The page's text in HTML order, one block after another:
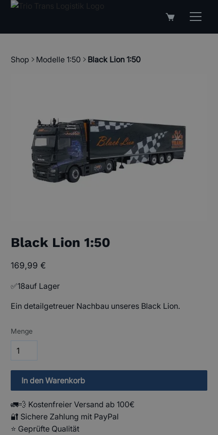
Shop Modelle 1:50 Black Lion 1:50
Black Lion 1:50
169,99 €
✅18auf Lager
Ein detailgetreuer Nachbau unseres Black Lion.
Menge
🚛💨 Kostenfreier Versand ab 100€
🔐 Sichere Zahlung mit PayPal
⭐️ Geprüfte Qualität